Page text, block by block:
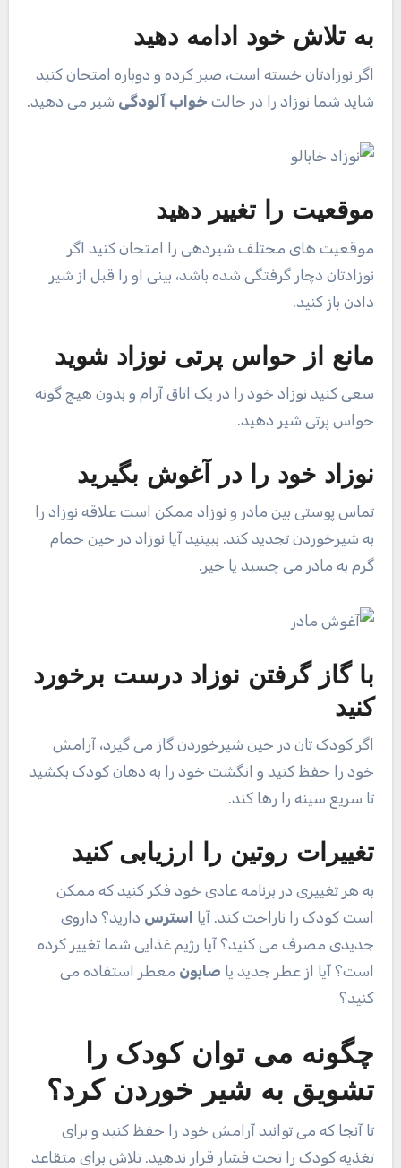
به تلاش خود ادامه دهید
اگر نوزادتان خسته است، صبر کرده و دوباره امتحان کنید
شاید شما نوزاد را در حالت خواب آلودگی شیر می دهید.
موقعیت را تغییر دهید
موقعیت های مختلف شیردهی را امتحان کنید اگر
نوزادتان دچار گرفتگی شده باشد، بینی او را قبل از شیر
دادن باز کنید.
مانع از حواس پرتی نوزاد شوید
سعی کنید نوزاد خود را در یک اتاق آرام و بدون هیچ گونه
حواس پرتی شیر دهید.
نوزاد خود را در آغوش بگیرید
تماس پوستی بین مادر و نوزاد ممکن است علاقه نوزاد را
به شیرخوردن تجدید کند. ببینید آیا نوزاد در حین حمام
گرم به مادر می چسبد یا خیر.
با گاز گرفتن نوزاد درست برخورد
کنید
اگر کودک تان در حین شیرخوردن گاز می گیرد، آرامش
خود را حفظ کنید و انگشت خود را به دهان کودک بکشید
تا سریع سینه را رها کند.
تغییرات روتین را ارزیابی کنید
به هر تغییری در برنامه عادی خود فکر کنید که ممکن
است کودک را ناراحت کند. آیا استرس دارید؟ داروی
جدیدی مصرف می کنید؟ آیا رژیم غذایی شما تغییر کرده
است؟ آیا از عطر جدید یا صابون معطر استفاده می
کنید؟
چگونه می توان کودک را
تشویق به شیر خوردن کرد؟
تا آنجا که می توانید آرامش خود را حفظ کنید و برای
تغذیه کودک را تحت فشار قرار ندهید. تلاش برای متقاعد